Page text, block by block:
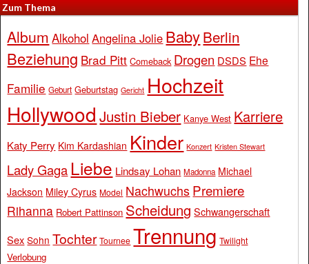
Zum Thema
Album Alkohol Angelina Jolie BabyBerlin
Beziehung Brad Pitt Comeback Drogen DSDS Ehe
Familie Geburt Geburtstag Gericht Hochzeit
Hollywood Justin Bieber Kanye West Karriere
Katy Perry Kim Kardashian Kinder Konzert Kristen Stewart
Lady Gaga Liebe Lindsay Lohan Madonna Michael
Jackson Miley Cyrus Model Nachwuchs Premiere
Rihanna Robert Pattinson Scheidung Schwangerschaft
Sex Sohn Tochter Tournee Trennung Twilight
Verlobung